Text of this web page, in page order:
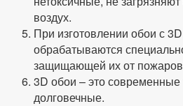
воздух.
При изготовлении обои с
обрабатываются
защищающей их от
3D обои – это
долговечные.